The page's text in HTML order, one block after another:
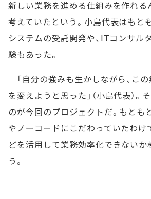
新しい業務を進める仕組みを作れる
考えていたという。小島代表はもと
システムの受託開発や、ITコンサル
験もあった。
「自分の強みも生かしながら、こ
を変えようと思った」（小島代表）。
のが今回のプロジェクトだ。もと
やノーコードにこだわっていたわけ
どを活用して業務効率化できない
う。